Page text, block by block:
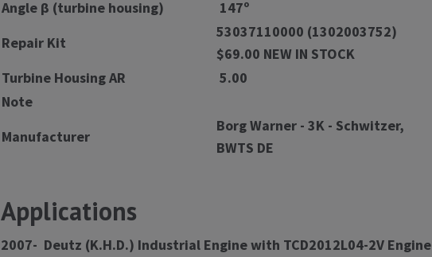
Angle β (turbine housing)
147º
Repair Kit
53037110000 (1302003752)
$69.00 NEW IN STOCK
Turbine Housing AR
5.00
Note
Manufacturer
Borg Warner - 3K - Schwitzer,
BWTS DE
Applications
2007- Deutz (K.H.D.) Industrial Engine with TCD2012L04-2V Engine